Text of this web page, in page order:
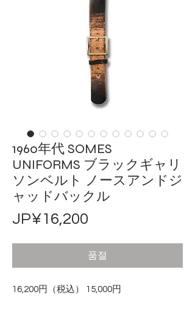
1960年代 SOMES
UNIFORMS ブラックギャリ
ソンベルト ノースアンドジ
ャッドバックル
JP¥16,200
품절
16,200円（税込） 15,000円